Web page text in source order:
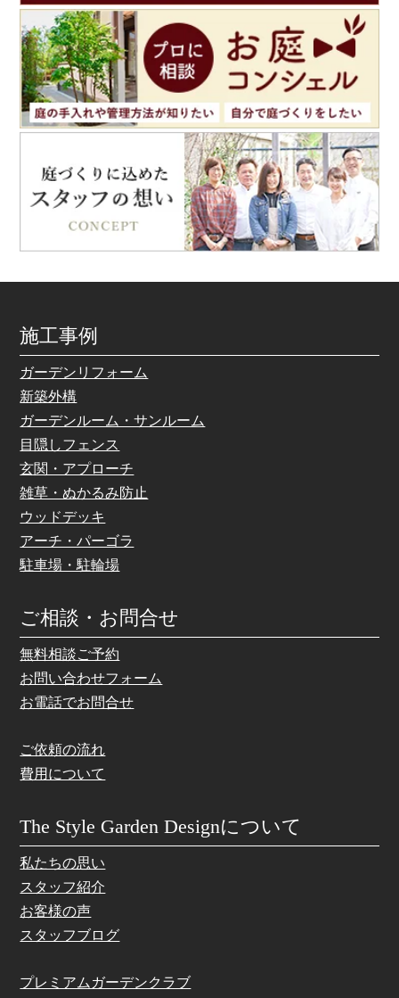
施工事例
ガーデンリフォーム
新築外構
ガーデンルーム・サンルーム
目隠しフェンス
玄関・アプローチ
雑草・ぬかるみ防止
ウッドデッキ
アーチ・パーゴラ
駐車場・駐輪場
ご相談・お問合せ
無料相談ご予約
お問い合わせフォーム
お電話でお問合せ
ご依頼の流れ
費用について
The Style Garden Designについて
私たちの思い
スタッフ紹介
お客様の声
スタッフブログ
プレミアムガーデンクラブ